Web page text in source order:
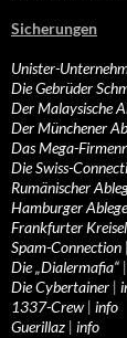
Sicherungen
Unister-
Die Gebrüder
Der Malaysische
Der Münchener
Das Mega-
Die Swiss-
Rumänischer
Hamburger
Frankfurter Kreisel
Spam-Connection |
Die „Dialermafia“ |
Die Cybertainer |
1337-Crew | info
Guerillaz | info